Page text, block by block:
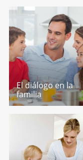
El diálogo en la
familia